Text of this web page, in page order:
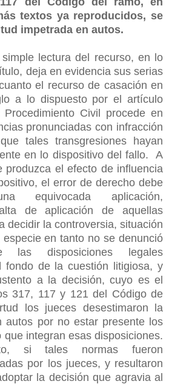
textos ya reproducidos, se
impetrada en autos.
lectura del recurso, en lo
deja en evidencia sus serias
el recurso de casación en
a lo dispuesto por el artículo
Civil procede en
pronunciadas con infracción
tales transgresiones hayan
en lo dispositivo del fallo. A
produzca el efecto de influencia
el error de derecho debe
equivocada aplicación,
de aplicación de aquellas
decidir la controversia, situación
en tanto no se denunció
las disposiciones legales
fondo de la cuestión litigiosa, y
a la decisión, cuyo es el
317, 117 y 121 del Código de
los jueces desestimaron la
autos por no estar presente los
integran esas disposiciones.
si tales normas fueron
por los jueces, y resultaron
la decisión que agravia al